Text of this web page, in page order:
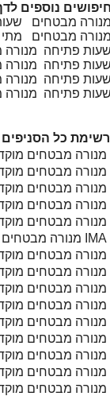
נוספים
מבטחים
מבטחים מתי
פתיחה מנורה
פתיחה מנורה
פתיחה מנורה
פתיחה מנורה
רשימת כל
מנורה מבטחים מוקד חירום רפואי בחו"ל IMA